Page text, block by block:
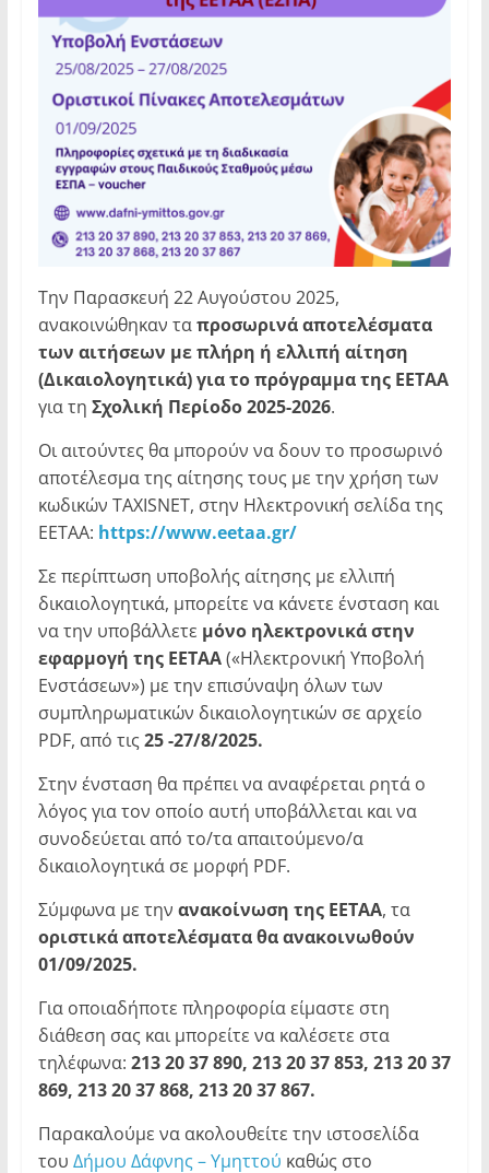
Την Παρασκευή 22 Αυγούστου 2025,
ανακοινώθηκαν ταπροσωρινά αποτελέσματα
των αιτήσεων με πλήρη ή ελλιπή αίτηση
(Δικαιολογητικά) για το πρόγραμμα της ΕΕΤΑΑ
για τη Σχολική Περίοδο 2025-2026.
Οι αιτούντες θα μπορούν να δουν το προσωρινό
αποτέλεσμα της αίτησης τους με την χρήση των
κωδικών ΤAXISNET, στην Ηλεκτρονική σελίδα της
ΕΕΤΑΑ: https://www.eetaa.gr/
Σε περίπτωση υποβολής αίτησης με ελλιπή
δικαιολογητικά, μπορείτε να κάνετε ένσταση και
να την υποβάλλετε μόνο ηλεκτρονικά στην
εφαρμογή της ΕΕΤΑΑ(«Ηλεκτρονική Υποβολή
Ενστάσεων») με την επισύναψη όλων των
συμπληρωματικών δικαιολογητικών σε αρχείο
PDF, από τις 25 -27/8/2025.
Στην ένσταση θα πρέπει να αναφέρεται ρητά ο
λόγος για τον οποίο αυτή υποβάλλεται και να
συνοδεύεται από το/τα απαιτούμενο/α
δικαιολογητικά σε μορφή PDF.
Σύμφωνα με την ανακοίνωση της ΕΕΤΑΑ, τα
οριστικά αποτελέσματα θα ανακοινωθούν
01/09/2025.
Για οποιαδήποτε πληροφορία είμαστε στη
διάθεση σας και μπορείτε να καλέσετε στα
τηλέφωνα: 213 20 37 890, 213 20 37 853, 213 20 37
869, 213 20 37 868, 213 20 37 867.
Παρακαλούμε να ακολουθείτε την ιστοσελίδα
του Δήμου Δάφνης – Υμηττού καθώς στο